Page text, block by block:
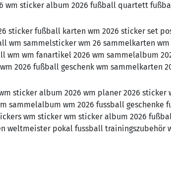
wm sticker album 2026 fußball quartett
sticker fußball karten wm 2026 sticker set
sammelsticker wm 26 sammelkarten wm
wm fanartikel 2026 wm sammelalbum
2026 fußball geschenk wm sammelkarten
sticker album 2026 wm planer 2026 sticker
sammelalbum wm 2026 fussball geschenke
wm sticker wm sticker album 2026
weltmeister pokal fussball trainingszubehör